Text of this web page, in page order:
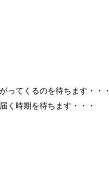
ってくるのを待ちます・・・
く時期を待ちます・・・